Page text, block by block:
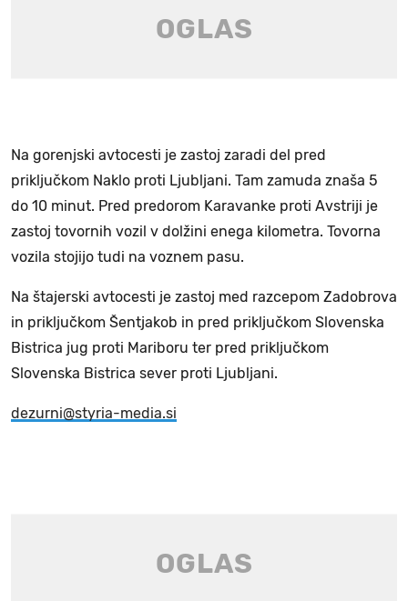
Na gorenjski avtocesti je zastoj zaradi del pred
priključkom Naklo proti Ljubljani. Tam zamuda znaša 5
do 10 minut. Pred predorom Karavanke proti Avstriji je
zastoj tovornih vozil v dolžini enega kilometra. Tovorna
vozila stojijo tudi na voznem pasu.
Na štajerski avtocesti je zastoj med razcepom Zadobrova
in priključkom Šentjakob in pred priključkom Slovenska
Bistrica jug proti Mariboru ter pred priključkom
Slovenska Bistrica sever proti Ljubljani.
dezurni@styria-media.si